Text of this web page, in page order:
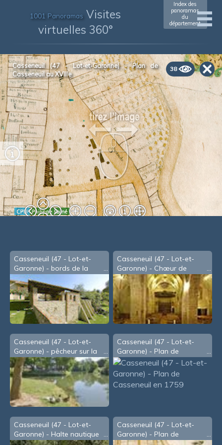
1001 Panoramas Visites
virtuelles 360°
Index des
panoramas
du
département
xxxxxxxxxxxx
38
Casseneuil (47 - Lot-et-Garonne) - Plan de
Casseneuil au XVIIIe
Casseneuil (47 - Lot-et-
Garonne) - bords de la
Lède
Casseneuil (47 - Lot-et-
Garonne) - Chœur de
l'église
Casseneuil (47 - Lot-et-
Garonne) - pêcheur sur la
Lède
Casseneuil (47 - Lot-et-
Garonne) - Plan de
Casseneuil en 1759
Casseneuil (47 - Lot-et-
Garonne) - Halte nautique
Casseneuil (47 - Lot-et-
Garonne) - Plan de